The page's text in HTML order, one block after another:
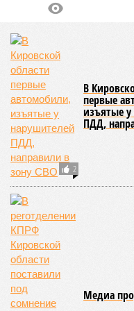
2
В
первые
изъятые
ПДД,
Медиа